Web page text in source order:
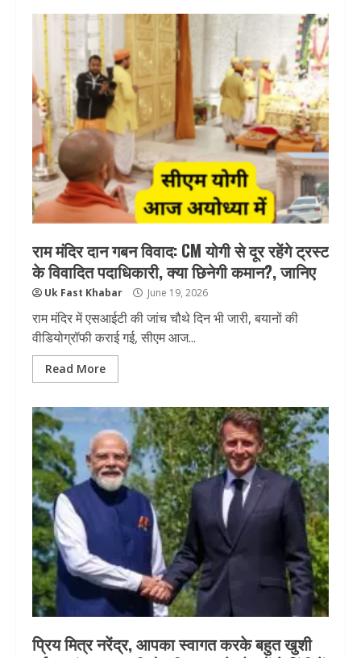
राम मंदिर दान गबन विवाद: CM योगी से दूर रहेंगे ट्रस्ट
के विवादित पदाधिकारी, क्या छिनेगी कमान?, जानिए
Uk Fast Khabar June 19, 2026
राम मंदिर में एसआईटी की जांच चौथे दिन भी जारी, बयानों की
वीडियोग्रॉफी कराई गई, सीएम आज...
Read More
प्रिय मित्र नरेंद्र, आपका स्वागत करके बहुत खुशी